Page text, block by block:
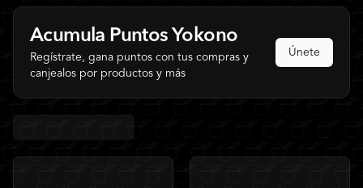
Acumula Puntos Yokono
Regístrate, gana puntos con tus compras y
canjealos por productos y más
Únete